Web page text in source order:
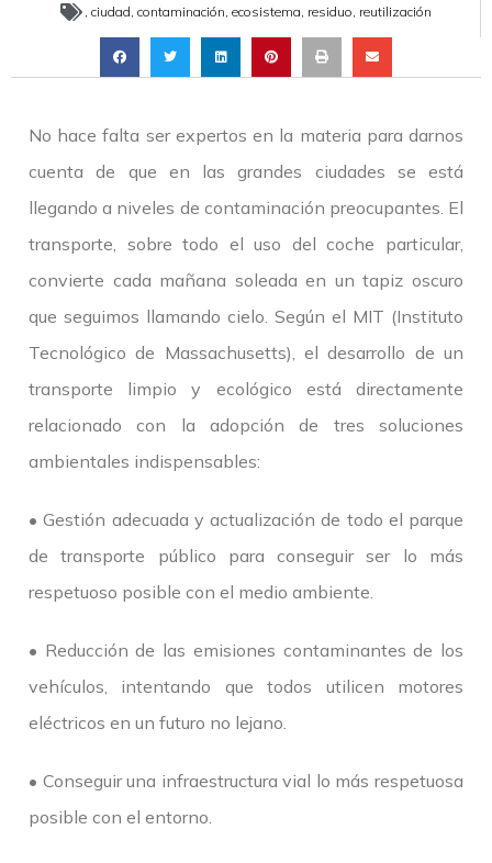
, ciudad, contaminación, ecosistema, residuo, reutilización
No hace falta ser expertos en la materia para darnos
cuenta de que en las grandes ciudades se está
llegando a niveles de contaminación preocupantes. El
transporte, sobre todo el uso del coche particular,
convierte cada mañana soleada en un tapiz oscuro
que seguimos llamando cielo. Según el MIT (Instituto
Tecnológico de Massachusetts), el desarrollo de un
transporte limpio y ecológico está directamente
relacionado con la adopción de tres soluciones
ambientales indispensables:
• Gestión adecuada y actualización de todo el parque
de transporte público para conseguir ser lo más
respetuoso posible con el medio ambiente.
• Reducción de las emisiones contaminantes de los
vehículos, intentando que todos utilicen motores
eléctricos en un futuro no lejano.
• Conseguir una infraestructura vial lo más respetuosa
posible con el entorno.